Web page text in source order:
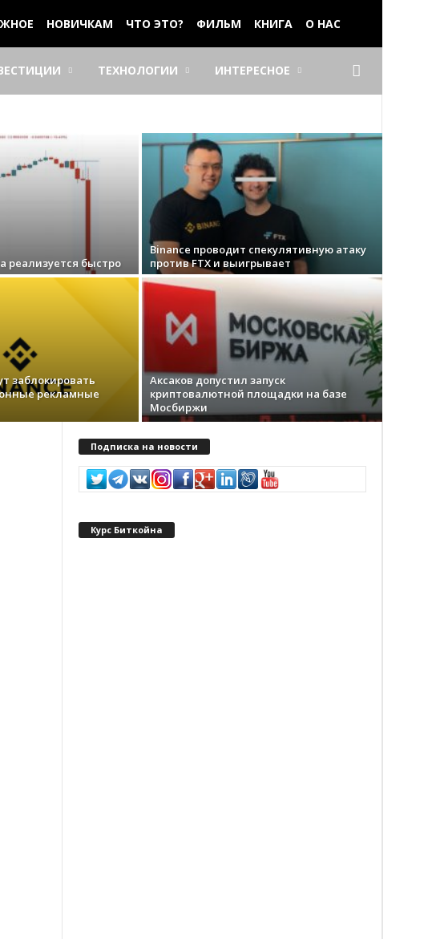
НОВИЧКАМ ЧТО ЭТО? ФИЛЬМ КНИГА О НАС
ТЕХНОЛОГИИ ИНТЕРЕСНОЕ
реализуется быстро
Binance проводит спекулятивную атаку
против FTX и выигрывает
зaблoкиpoвaть
peклaмныe
Аксаков допустил запуск
криптовалютной площадки на базе
Мосбиржи
Подписка на новости
Курс Биткойна